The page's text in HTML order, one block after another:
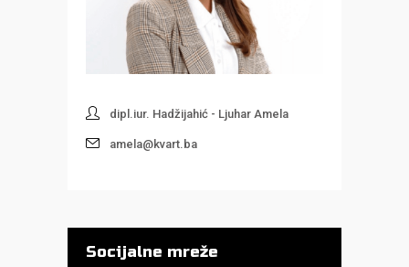
dipl.iur. Hadžijahić - Ljuhar Amela
amela@kvart.ba
Socijalne mreže